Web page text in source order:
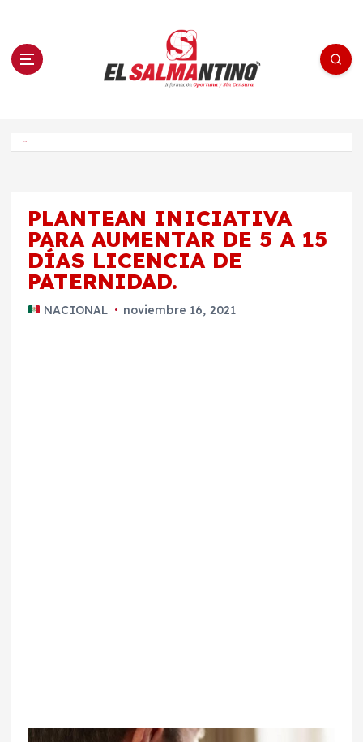
n El Salmantino - medios/noticias/editorial
PLANTEAN INICIATIVA
PARA AUMENTAR DE 5 A 15
DÍAS LICENCIA DE
PATERNIDAD.
NACIONAL noviembre 16, 2021